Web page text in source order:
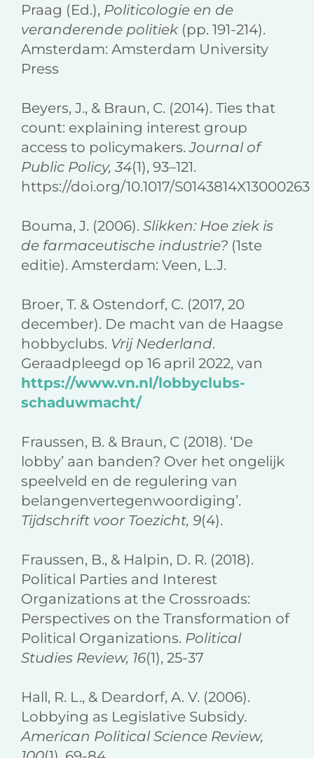
Praag (Ed.), Politicologie en de
veranderende politiek (pp. 191-214).
Amsterdam: Amsterdam University
Press
Beyers, J., & Braun, C. (2014). Ties that
count: explaining interest group
access to policymakers.Journal of
Public Policy, 34(1), 93–121.
https://doi.org/10.1017/S0143814X13000263
Bouma, J. (2006). Slikken: Hoe ziek is
de farmaceutische industrie? (1ste
editie). Amsterdam: Veen, L.J.
Broer, T. & Ostendorf, C. (2017, 20
december). De macht van de Haagse
hobbyclubs. Vrij Nederland.
Geraadpleegd op 16 april 2022, van
https://www.vn.nl/lobbyclubs-
schaduwmacht/
Fraussen, B. & Braun, C (2018). ‘De
lobby’ aan banden? Over het ongelijk
speelveld en de regulering van
belangenvertegenwoordiging’.
Tijdschrift voor Toezicht, 9(4).
Fraussen, B., & Halpin, D. R. (2018).
Political Parties and Interest
Organizations at the Crossroads:
Perspectives on the Transformation of
Political Organizations. Political
Studies Review, 16(1), 25-37
Hall, R. L., & Deardorf, A. V. (2006).
Lobbying as Legislative Subsidy.
American Political Science Review,